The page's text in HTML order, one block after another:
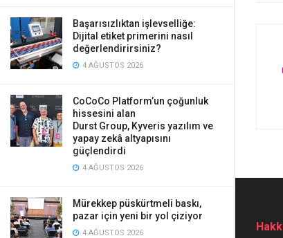
Başarısızlıktan işlevselliğe:
Dijital etiket primerini nasıl
değerlendirirsiniz?
4 AĞUSTOS 2026
CoCoCo Platform’un çoğunluk
hissesini alan
Durst Group, Kyveris yazılım ve
yapay zekâ altyapısını
güçlendirdi
4 AĞUSTOS 2026
Mürekkep püskürtmeli baskı,
pazar için yeni bir yol çiziyor
4 AĞUSTOS 2026